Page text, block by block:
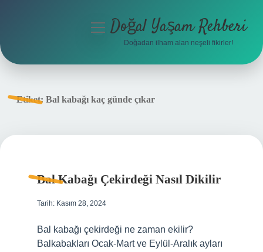
menüyüDoğal Yaşam Rehberi
Doğadan ilham alan neşeli fikirler!
Etiket: Bal kabağı kaç günde çıkar
Bal Kabağı Çekirdeği Nasıl Dikilir
Tarih: Kasım 28, 2024
Bal kabağı çekirdeği ne zaman ekilir?
Balkabakları Ocak-Mart ve Eylül-Aralık ayları